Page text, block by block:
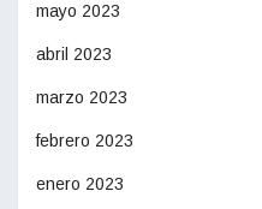
mayo 2023
abril 2023
marzo 2023
febrero 2023
enero 2023